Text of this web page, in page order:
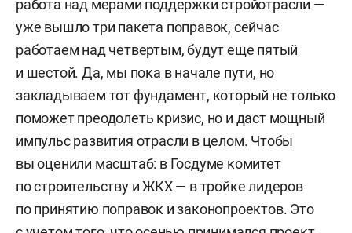
работа над мерами поддержки стройотрасли —
уже вышло три пакета поправок, сейчас
работаем над четвертым, будут еще пятый
и шестой. Да, мы пока в начале пути, но
закладываем тот фундамент, который не только
поможет преодолеть кризис, но и даст мощный
импульс развития отрасли в целом. Чтобы
вы оценили масштаб: в Госдуме комитет
по строительству и ЖКХ — в тройке лидеров
по принятию поправок и законопроектов. Это